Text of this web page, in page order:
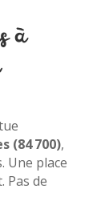
à
(84 700),
Une place
Pas de